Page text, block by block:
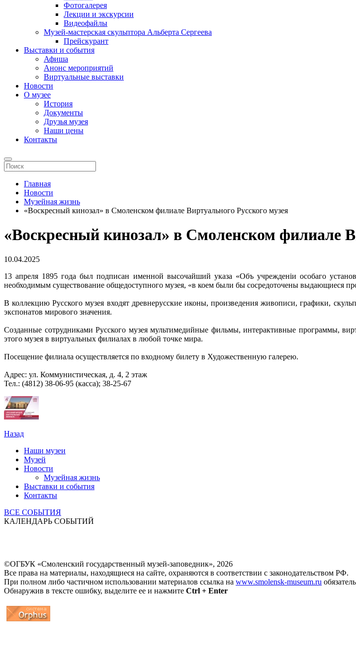
Фотогалерея
Лекции и экскурсии
Видеофайлы
Музей-мастерская скульптора Альберта Сергеева
Прейскурант
Выставки и события
Афиша
Анонс мероприятий
Виртуальные выставки
Новости
О музее
История
Документы
Друзья музея
Наши цены
Контакты
Главная
Новости
Музейная жизнь
«Воскресный кинозал» в Смоленском филиале Виртуального Русского музея
«Воскресный кинозал» в Смоленском филиале
10.04.2025
13 апреля 1895 года был подписан именной высочайший указа «Объ учрежденiи особаго
необходимым существование общедоступного музея, «в коем были бы сосредоточены выдающиеся
В коллекцию Русского музея входят древнерусские иконы, произведения живописи, графики,
экспонатов мирового значения.
Созданные сотрудниками Русского музея мультимедийные фильмы, интерактивные программы,
этого музея в виртуальных филиалах в любой точке мира.
Посещение филиала осуществляется по входному билету в Художественную галерею.
Адрес: ул. Коммунистическая, д. 4, 2 этаж
Тел.: (4812) 38-06-95 (касса); 38-25-67
Назад
Наши музеи
Музей
Новости
Музейная жизнь
Выставки и события
Контакты
ВСЕ СОБЫТИЯ
КАЛЕНДАРЬ СОБЫТИЙ
©ОГБУК «Смоленский государственный музей-заповедник», 2026
Все права на материалы, находящиеся на сайте, охраняются в соответствии с законодательством РФ.
При полном либо частичном использовании материалов ссылка на www.smolensk-museum.ru
Обнаружив в тексте ошибку, выделите ее и нажмите Ctrl + Enter